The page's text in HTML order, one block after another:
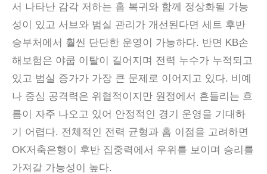
서 나타난 감각 저하는 홈 복귀와 함께 정상화될 가능
성이 있고 서브와 범실 관리가 개선된다면 세트 후반
승부처에서 훨씬 단단한 운영이 가능하다. 반면 KB손
해보험은 야쿱 이탈이 길어지며 전력 누수가 누적되고
있고 범실 증가가 가장 큰 문제로 이어지고 있다. 비예
나 중심 공격력은 위협적이지만 원정에서 흔들리는 흐
름이 자주 나오고 있어 안정적인 경기 운영을 기대하
기 어렵다. 전체적인 전력 균형과 홈 이점을 고려하면
OK저축은행이 후반 집중력에서 우위를 보이며 승리를
가져갈 가능성이 높다.